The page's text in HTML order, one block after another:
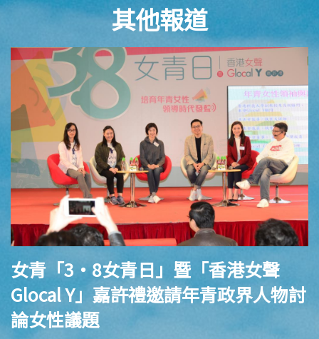
其他報道
女青「3‧8女青日」暨「香港女聲
Glocal Y」嘉許禮邀請年青政界人物討
論女性議題